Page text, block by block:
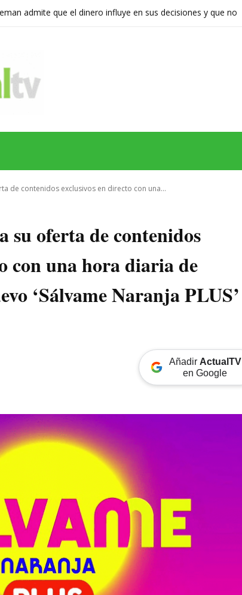
admite que el dinero influye en sus decisiones y que no
de contenidos exclusivos en directo con una...
oferta de contenidos
con una hora diaria de
‘Sálvame Naranja PLUS’
Añadir ActualTV
en Google